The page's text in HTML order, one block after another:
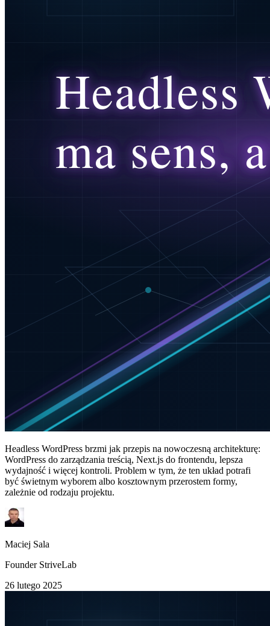
Headless WordPress brzmi jak przepis na nowoczesną architekturę:
WordPress do zarządzania treścią, Next.js do frontendu, lepsza
wydajność i więcej kontroli. Problem w tym, że ten układ potrafi
być świetnym wyborem albo kosztownym przerostem formy,
zależnie od rodzaju projektu.
Maciej Sala
Founder StriveLab
26 lutego 2025